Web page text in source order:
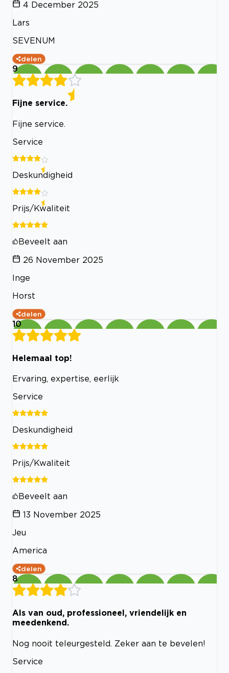
4 December 2025
Lars
SEVENUM
delen
9
Fijne service.
Fijne service.
Service
Deskundigheid
Prijs/Kwaliteit
Beveelt aan
26 November 2025
Inge
Horst
delen
10
Helemaal top!
Ervaring, expertise, eerlijk
Service
Deskundigheid
Prijs/Kwaliteit
Beveelt aan
13 November 2025
Jeu
America
delen
8
Als van oud, professioneel, vriendelijk en
meedenkend.
Nog nooit teleurgesteld. Zeker aan te bevelen!
Service